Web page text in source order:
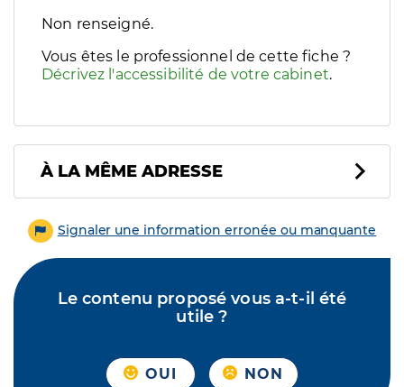
Filtres
Sélectionnez un ou plusieurs handicaps/besoins
Non renseigné.
Vous êtes le professionnel de cette fiche ?
Décrivez l'accessibilité de votre cabinet.
À LA MÊME ADRESSE
Signaler une information erronée ou manquante
Le contenu proposé vous a-t-il été
utile ?
OUI NON